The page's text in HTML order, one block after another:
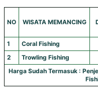
NO WISATA MEMANCING
1 Coral Fishing
2
Trowling Fishing
Harga Sudah Termasuk :